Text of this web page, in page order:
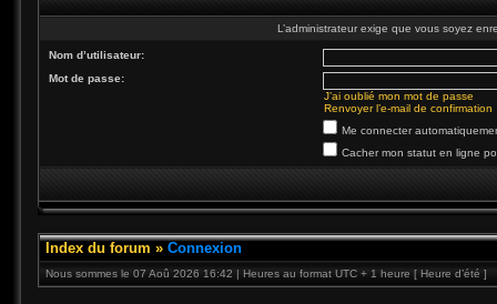
L’administrateur exige que vous soyez
Nom d’utilisateur:
Mot de passe:
J’ai oublié mon mot de passe
Renvoyer l’e-mail de confirmation
Me connecter
Cacher mon statut en ligne
Index du forum » Connexion
Nous sommes le 07 Aoû 2026 16:42 | Heures au format UTC + 1 heure [ Heure d’été ]